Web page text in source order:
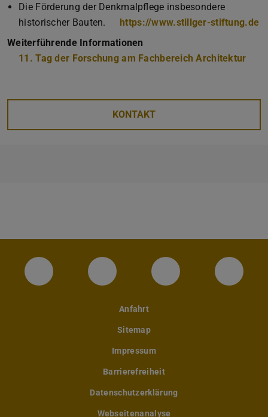
Die Förderung der Denkmalpflege insbesondere
historischer Bauten.
https://www.stillger-stiftung.de
Weiterführende Informationen
11. Tag der Forschung am Fachbereich Architektur
KONTAKT
Instagram-Seite des Fachbereichs
LinkedIn-Profil desFacebook-Seite
Anfahrt
Sitemap
Impressum
Barrierefreiheit
Datenschutzerklärung
Webseitenanalyse